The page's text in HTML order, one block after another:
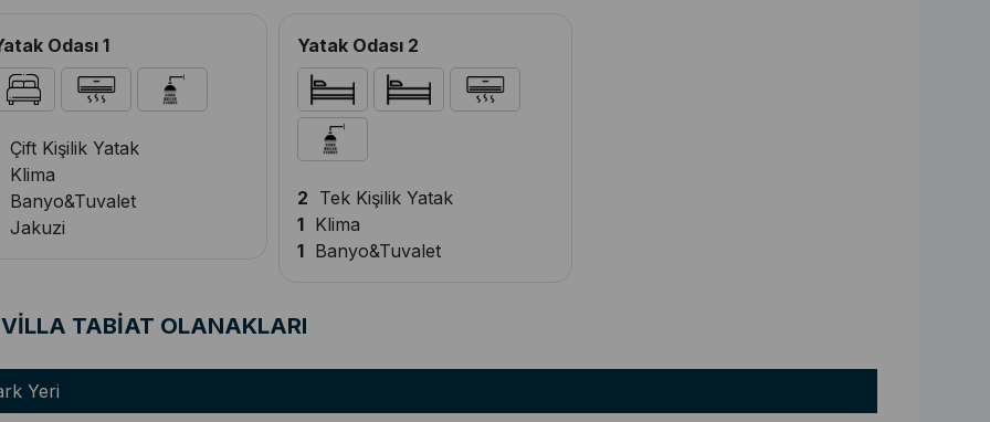
Odası 1
Çift Kişilik Yatak
Klima
Banyo&Tuvalet
Jakuzi
Yatak Odası 2
2 Tek Kişilik Yatak
1 Klima
1 Banyo&Tuvalet
VİLLA TABİAT OLANAKLARI
Yeri